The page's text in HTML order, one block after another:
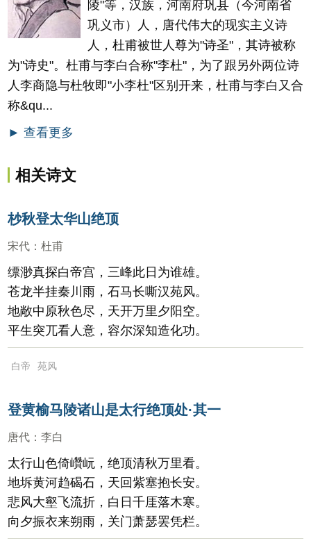
陵"等，汉族，河南府巩县（今河南省
巩义市）人，唐代伟大的现实主义诗
人，杜甫被世人尊为"诗圣"，其诗被称
为"诗史"。杜甫与李白合称"李杜"，为了跟另外两位诗
人李商隐与杜牧即"小李杜"区别开来，杜甫与李白又合
称&qu...
► 查看更多
相关诗文
杪秋登太华山绝顶
宋代 ： 杜甫
缥渺真探白帝宫，三峰此日为谁雄。
苍龙半挂秦川雨，石马长嘶汉苑风。
地敞中原秋色尽，天开万里夕阳空。
平生突兀看人意，容尔深知造化功。
白帝 苑风
登黄榆马陵诸山是太行绝顶处·其一
唐代 ： 李白
太行山色倚巑岏，绝顶清秋万里看。
地坼黄河趋碣石，天回紫塞抱长安。
悲风大壑飞流折，白日千厓落木寒。
向夕振衣来朔雨，关门萧瑟罢凭栏。